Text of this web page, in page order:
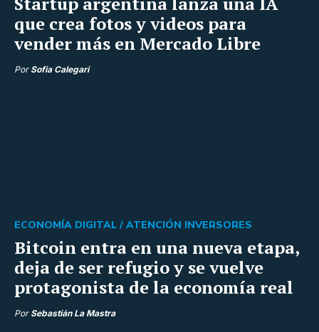
que crea fotos y videos para
vender más en Mercado Libre
Por Sofia Calegari
Bitcoin entra en una nueva etapa,
deja de ser refugio y se vuelve
protagonista de la economía real
ECONOMÍA DIGITAL / ATENCIÓN INVERSORES
Por Sebastián La Mastra